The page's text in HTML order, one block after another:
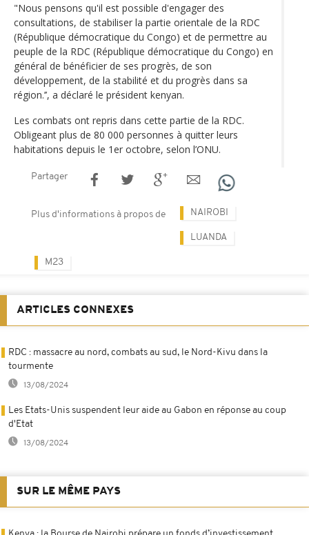
"Nous pensons qu'il est possible d'engager des
consultations, de stabiliser la partie orientale de la RDC
(République démocratique du Congo) et de permettre au
peuple de la RDC (République démocratique du Congo) en
général de bénéficier de ses progrès, de son
développement, de la stabilité et du progrès dans sa
région.’’, a déclaré le président kenyan.
Les combats ont repris dans cette partie de la RDC.
Obligeant plus de 80 000 personnes à quitter leurs
habitations depuis le 1er octobre, selon l’ONU.
Partager
Plus d'informations à propos de NAIROBI
LUANDA
M23
ARTICLES CONNEXES
RDC : massacre au nord, combats au sud, le Nord-Kivu dans la
tourmente
13/08/2024
Les Etats-Unis suspendent leur aide au Gabon en réponse au coup
d'Etat
13/08/2024
SUR LE MÊME PAYS